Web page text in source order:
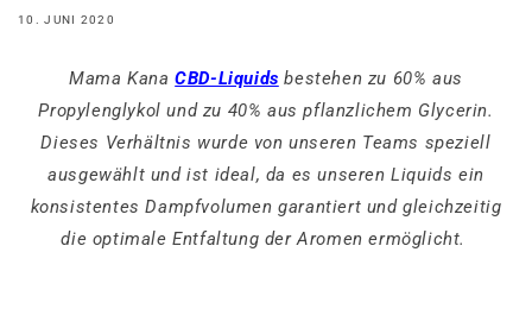
10. JUNI 2020
Mama KanaCBD-Liquids bestehen zu 60% aus
Propylenglykol und zu 40% aus pflanzlichem Glycerin.
Dieses Verhältnis wurde von unseren Teams speziell
ausgewählt und ist ideal, da es unseren Liquids ein
konsistentes Dampfvolumen garantiert und gleichzeitig
die optimale Entfaltung der Aromen ermöglicht.